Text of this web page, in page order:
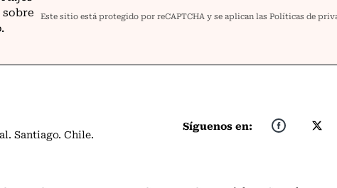
Santiago. Chile.
Síguenos en: